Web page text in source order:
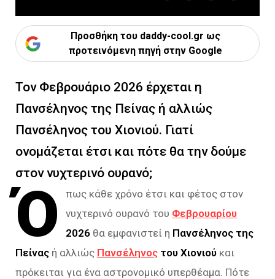
Προσθήκη του daddy-cool.gr ως
προτεινόμενη πηγή στην Google
Τον Φεβρουάριο 2026 έρχεται η
Πανσέληνος της Πείνας ή αλλιώς
Πανσέληνος του Χιονιού. Γιατί
ονομάζεται έτσι και πότε θα την δούμε
στον νυχτερινό ουρανό;
Ό
πως κάθε χρόνο έτσι και φέτος στον
νυχτερινό ουρανό του Φεβρουαρίου
2026 θα εμφανιστεί η Πανσέληνος της
Πείνας ή αλλιώς Πανσέληνος του Χιονιού και
πρόκειται για ένα αστρονομικό υπερθέαμα. Πότε